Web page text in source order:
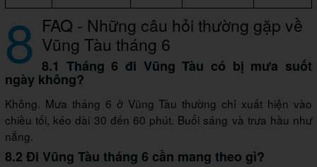
8 FAQ - Những câu hỏi thường gặp về
Vũng Tàu tháng 6
8.1 Tháng 6 đi Vũng Tàu có bị mưa suốt
ngày không?
Không. Mưa tháng 6 ở Vũng Tàu thường chỉ xuất hiện vào
chiều tối, kéo dài 30 đến 60 phút. Buổi sáng và trưa hầu như
nắng.
8.2 Đi Vũng Tàu tháng 6 cần mang theo gì?